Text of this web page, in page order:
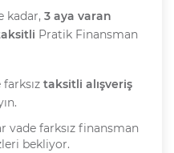
kadar, 3 aya varan
Pratik Finansman
farksız taksitli alışveriş
vade farksız finansman
bekliyor.